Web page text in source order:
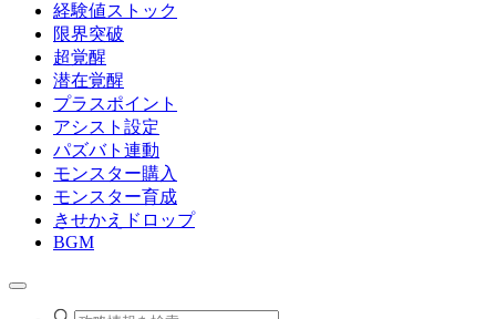
経験値ストック
限界突破
超覚醒
潜在覚醒
プラスポイント
アシスト設定
パズバト連動
モンスター購入
モンスター育成
きせかえドロップ
BGM